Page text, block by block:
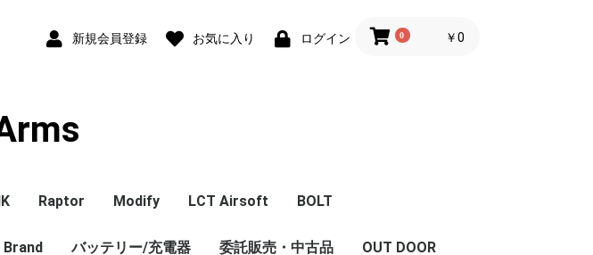
新規会員登録 お気に入り ログイン 0 ￥0
GBB 本体
マガジン
ツ
Raptor
エアガン本体
パーツ
Modify
エアガン本体
マガジン
パーツ
LCT Airsoft
エアガン本体
フロントキット
コンバージョンキット
マガジン
Z Series Parts
ハンドガード/グリッ
ストック
セット
グリップ
ハンドガード/レイル
フロント周辺パーツ
レシーバー周辺パーツ
インナーパーツ
LCT 限定商品
内部カスタム
BOLT
バッテリー/充電器 委託販売・中古品 OUT DOOR